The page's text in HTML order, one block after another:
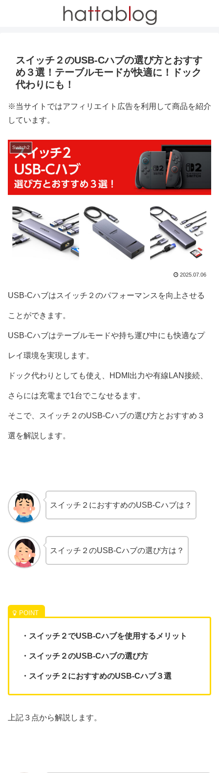
スイッチ２のUSB-Cハブの選び方とおすす
め３選！テーブルモードが快適に！ドック
代わりにも！
※当サイトではアフィリエイト広告を利用して商品を紹介
しています。
Switch2
2025.07.06
USB-Cハブはスイッチ２のパフォーマンスを向上させる
ことができます。
USB-Cハブはテーブルモードや持ち運び中にも快適なプ
レイ環境を実現します。
ドック代わりとしても使え、HDMI出力や有線LAN接続、
さらには充電まで1台でこなせるます。
そこで、スイッチ２のUSB-Cハブの選び方とおすすめ３
選を解説します。
スイッチ２におすすめのUSB-Cハブは？
スイッチ２のUSB-Cハブの選び方は？
・スイッチ２でUSB-Cハブを使用するメリット
・スイッチ２のUSB-Cハブの選び方
・スイッチ２におすすめのUSB-Cハブ３選
上記３点から解説します。